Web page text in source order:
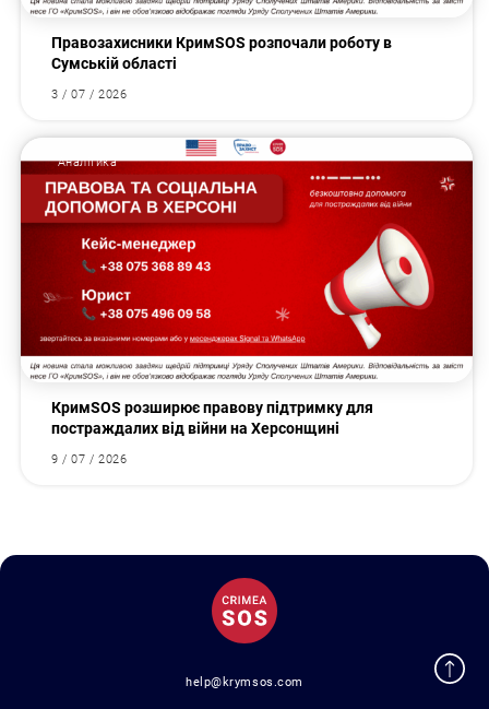
Правозахисники КримSOS розпочали роботу в
Сумській області
3 / 07 / 2026
Аналітика
КримSOS розширює правову підтримку для
постраждалих від війни на Херсонщині
9 / 07 / 2026
help@krymsos.com